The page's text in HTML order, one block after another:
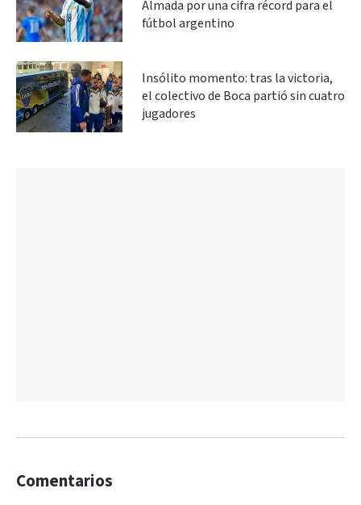
Almada por una cifra récord para el
fútbol argentino
Insólito momento: tras la victoria,
el colectivo de Boca partió sin cuatro
jugadores
Comentarios